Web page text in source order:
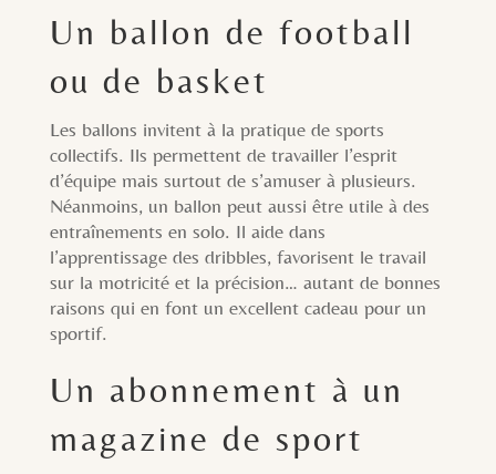
Un ballon de football
ou de basket
Les ballons invitent à la pratique de sports
collectifs. Ils permettent de travailler l’esprit
d’équipe mais surtout de s’amuser à plusieurs.
Néanmoins, un ballon peut aussi être utile à des
entraînements en solo. Il aide dans
l’apprentissage des dribbles, favorisent le travail
sur la motricité et la précision… autant de bonnes
raisons qui en font un excellent cadeau pour un
sportif.
Un abonnement à un
magazine de sport